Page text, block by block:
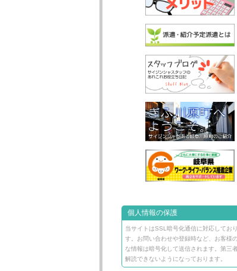
個人情報の保護
当サイトはSSL暗号化通信に対応してお
す。お問い合わせや登録時など、お客様
な情報は暗号化して送信されます。第三
解読できないようになっております。